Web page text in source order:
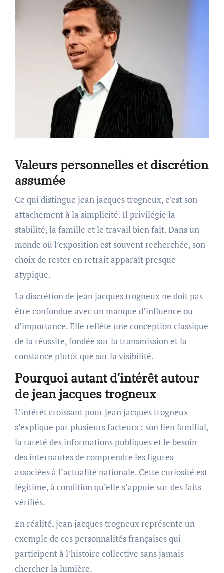
Valeurs personnelles et discrétion
assumée
Ce qui distingue jean jacques trogneux, c’est son
attachement à la simplicité. Il privilégie la
stabilité, la famille et le travail bien fait. Dans un
monde où l’exposition est souvent recherchée, son
choix de rester en retrait apparaît presque
atypique.
La discrétion de jean jacques trogneux ne doit pas
être confondue avec un manque d’influence ou
d’importance. Elle reflète une conception classique
de la réussite, fondée sur la transmission et la
constance plutôt que sur la visibilité.
Pourquoi autant d’intérêt autour
de jean jacques trogneux
L’intérêt croissant pour jean jacques trogneux
s’explique par plusieurs facteurs : son lien familial,
la rareté des informations publiques et le besoin
des internautes de comprendre les figures
associées à l’actualité nationale. Cette curiosité est
légitime, à condition qu’elle s’appuie sur des faits
vérifiés.
En réalité, jean jacques trogneux représente un
exemple de ces personnalités françaises qui
participent à l’histoire collective sans jamais
chercher la lumière.